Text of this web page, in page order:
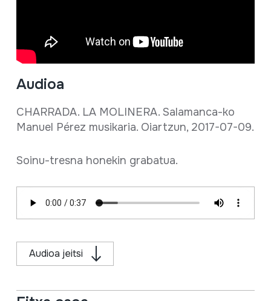
Audioa
CHARRADA. LA MOLINERA. Salamanca-ko
Manuel Pérez musikaria. Oiartzun, 2017-07-09.
Soinu-tresna honekin grabatua.
Audioa jeitsi